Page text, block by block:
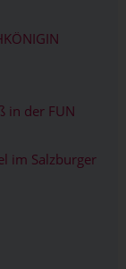
in der FUN
im Salzburger